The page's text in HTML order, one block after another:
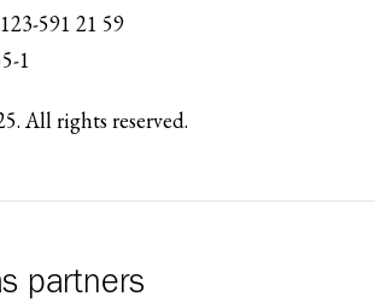
123-591 21 59
1
All rights reserved.
partners